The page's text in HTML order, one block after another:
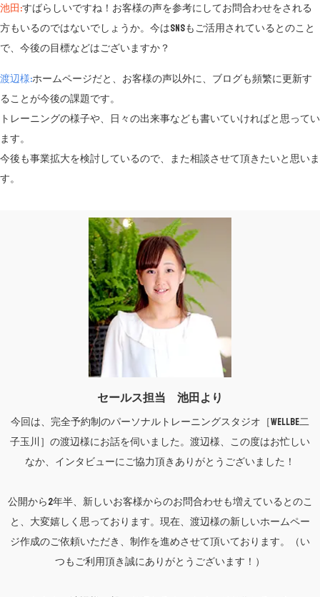
池田:すばらしいですね！お客様の声を参考にしてお問合わせをされる
方もいるのではないでしょうか。今はSNSもご活用されているとのこと
で、今後の目標などはございますか？
渡辺様:ホームページだと、お客様の声以外に、ブログも頻繁に更新す
ることが今後の課題です。
トレーニングの様子や、日々の出来事なども書いていければと思ってい
ます。
今後も事業拡大を検討しているので、また相談させて頂きたいと思いま
す。
セールス担当 池田より
今回は、完全予約制のパーソナルトレーニングスタジオ［WellBe二
子玉川］の渡辺様にお話を伺いました。渡辺様、この度はお忙しい
なか、インタビューにご協力頂きありがとうございました！
公開から2年半、新しいお客様からのお問合わせも増えているとのこ
と、大変嬉しく思っております。現在、渡辺様の新しいホームペー
ジ作成のご依頼いただき、制作を進めさせて頂いております。（い
つもご利用頂き誠にありがとうございます！）